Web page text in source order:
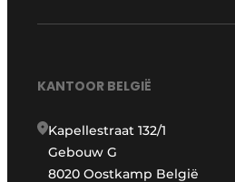
KANTOOR BELGIË
Kapellestraat 132/1
Gebouw G
8020 Oostkamp België